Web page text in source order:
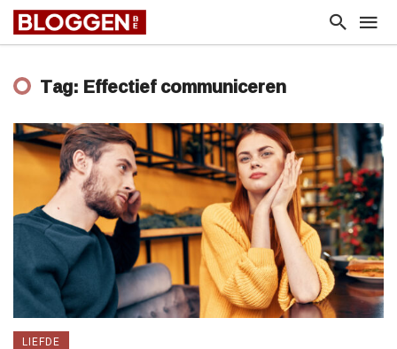
Tag: Effectief communiceren
LIEFDE